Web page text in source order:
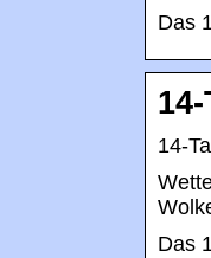
Das
14-
Das